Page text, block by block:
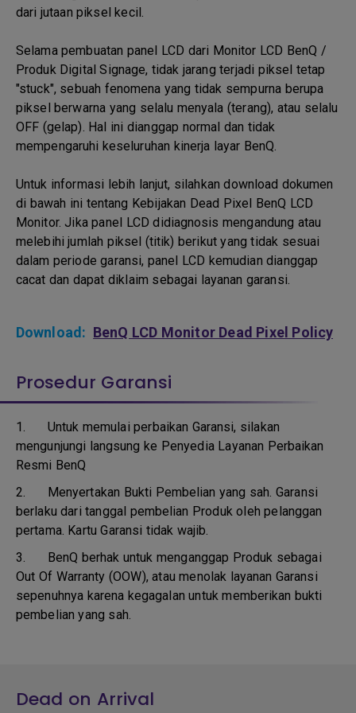
dari jutaan piksel kecil.
Selama pembuatan panel LCD dari Monitor LCD BenQ /
Produk Digital Signage, tidak jarang terjadi piksel tetap
"stuck", sebuah fenomena yang tidak sempurna berupa
piksel berwarna yang selalu menyala (terang), atau selalu
OFF (gelap). Hal ini dianggap normal dan tidak
mempengaruhi keseluruhan kinerja layar BenQ.
Untuk informasi lebih lanjut, silahkan download dokumen
di bawah ini tentang Kebijakan Dead Pixel BenQ LCD
Monitor. Jika panel LCD didiagnosis mengandung atau
melebihi jumlah piksel (titik) berikut yang tidak sesuai
dalam periode garansi, panel LCD kemudian dianggap
cacat dan dapat diklaim sebagai layanan garansi.
Download: BenQ LCD Monitor Dead Pixel Policy
Prosedur Garansi
1. Untuk memulai perbaikan Garansi, silakan
mengunjungi langsung ke Penyedia Layanan Perbaikan
Resmi BenQ
2. Menyertakan Bukti Pembelian yang sah. Garansi
berlaku dari tanggal pembelian Produk oleh pelanggan
pertama. Kartu Garansi tidak wajib.
3. BenQ berhak untuk menganggap Produk sebagai
Out Of Warranty (OOW), atau menolak layanan Garansi
sepenuhnya karena kegagalan untuk memberikan bukti
pembelian yang sah.
Dead on Arrival